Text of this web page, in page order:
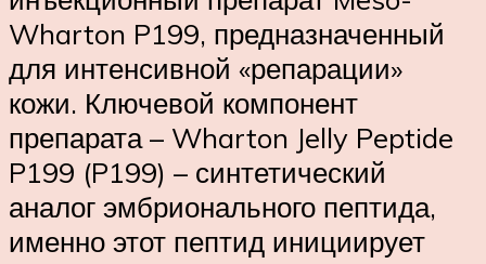
Wharton P199, предназначенный
для интенсивной «репарации»
кожи. Ключевой компонент
препарата – Wharton Jelly Peptide
P199 (P199) – синтетический
аналог эмбрионального пептида,
именно этот пептид инициирует